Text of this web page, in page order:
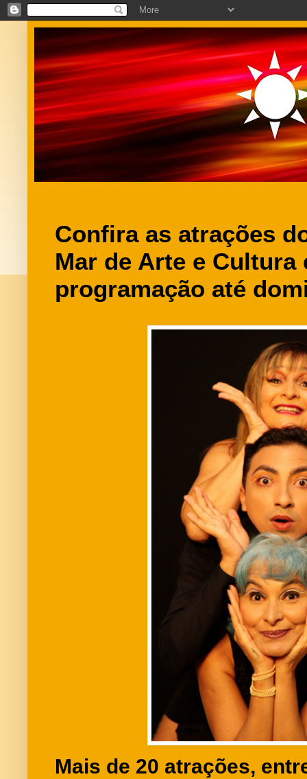
Confira as atrações
Mar de Arte e Cultura
programação até
Mais de 20 atrações,